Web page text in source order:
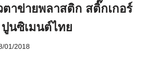
ตาข่ายพลาสติก สติ๊กเกอร์
นซิเมนต์ไทย
01/2018